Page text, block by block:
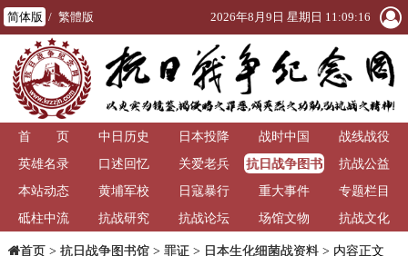
简体版 / 繁體版 2026年8月9日 星期日 11:09:16
首 页 中日历史 日本投降 战时中国
战线战役
英雄名录
口述回忆 关爱老兵
抗日战争图书
馆
抗战公益
本站动态
黄埔军校 日寇暴行 重大事件
专题栏目
砥柱中流
抗战研究 抗战论坛 场馆文物 抗战文化
首页> 抗日战争图书馆> 罪证> 日本生化细菌战资料> 内容正文